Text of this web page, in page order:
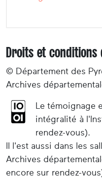
Droits et
© Département des
Archives
Le témoignage
intégralité à
rendez-vous).
Il l'est aussi dans les
Archives
encore sur rendez-